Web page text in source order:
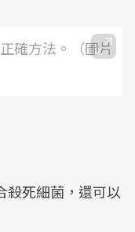
確方法。（圖片
殺死細菌，還可以